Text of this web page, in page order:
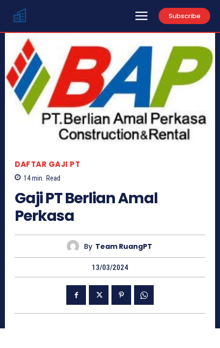
Subscribe
DAFTAR GAJI PT
14min. Read
Gaji PT Berlian Amal
Perkasa
By Team RuangPT
13/03/2024